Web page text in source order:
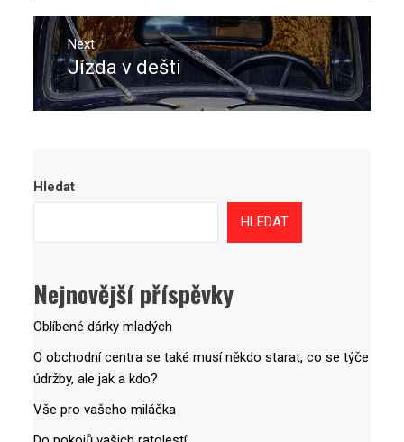
Next
Next
post:
Jízda v dešti
Hledat
HLEDAT
Nejnovější příspěvky
Oblíbené dárky mladých
O obchodní centra se také musí někdo starat, co se týče
údržby, ale jak a kdo?
Vše pro vašeho miláčka